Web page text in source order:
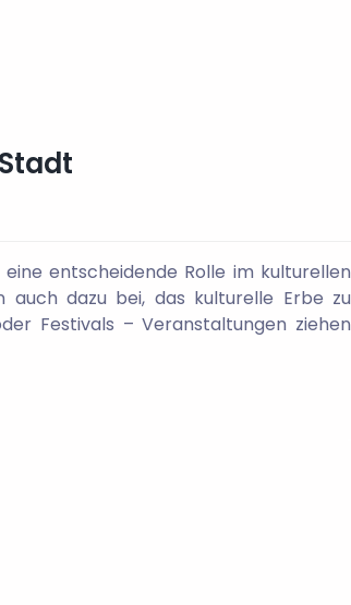
entscheidende Rolle im kulturellen
dazu bei, das kulturelle Erbe zu
Festivals – Veranstaltungen ziehen